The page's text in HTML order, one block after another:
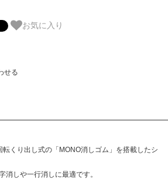
お気に入り
せる
くり出し式の「MONO消しゴム」を搭載したシ
消しや一行消しに最適です。